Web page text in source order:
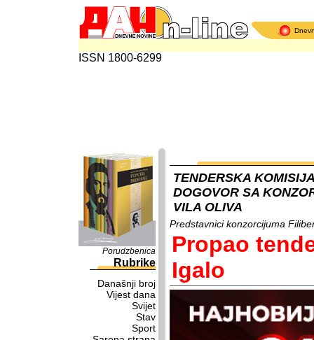
ISSN 1800-6299
Porudzbenica
Rubrike
Današnji broj
Vijest dana
Svijet
Stav
Sport
TENDERSKA
DOGOVOR SA
VILA OLIVA
Predstavnici konzorcijuma
Propao
Igalo